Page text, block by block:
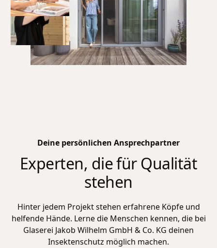
Deine persönlichen Ansprechpartner
Experten, die für Qualität
stehen
Hinter jedem Projekt stehen erfahrene Köpfe und
helfende Hände. Lerne die Menschen kennen, die bei
Glaserei Jakob Wilhelm GmbH & Co. KG deinen
Insektenschutz möglich machen.